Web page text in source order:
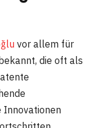
vor allem für
die oft als
Innovationen